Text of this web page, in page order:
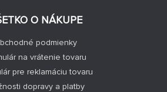
O NÁKUPE
podmienky
na vrátenie tovaru
pre reklamáciu tovaru
dopravy a platby